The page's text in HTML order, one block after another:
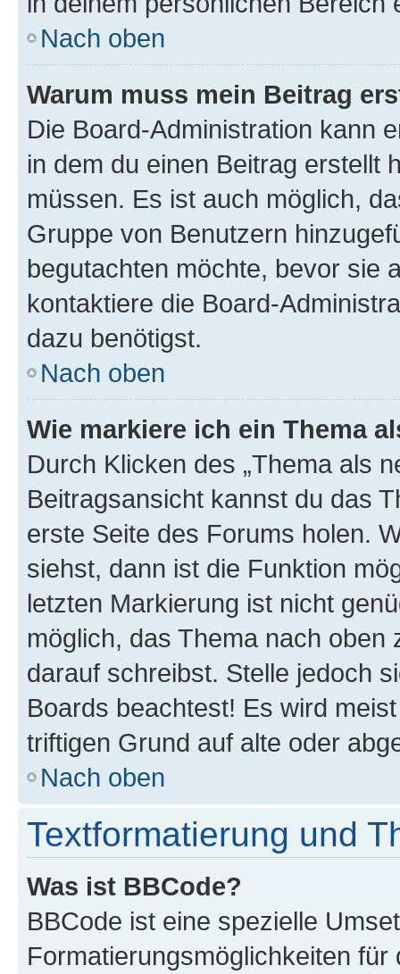
Nach oben
Warum muss mein Beitrag
Die Board-Administration kann
in dem du einen Beitrag erstellt
müssen. Es ist auch möglich,
Gruppe von Benutzern
begutachten möchte, bevor sie
kontaktiere die Board-
dazu benötigst.
Nach oben
Wie markiere ich ein Thema
Durch Klicken des „Thema als
Beitragsansicht kannst du das
erste Seite des Forums holen.
siehst, dann ist die Funktion
letzten Markierung ist nicht
möglich, das Thema nach oben
darauf schreibst. Stelle jedoch
Boards beachtest! Es wird
triftigen Grund auf alte oder
Nach oben
Textformatierung und
Was ist BBCode?
BBCode ist eine spezielle
Formatierungsmöglichkeiten